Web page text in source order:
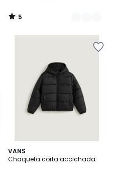
5
/
VANS
Chaqueta corta acolchada